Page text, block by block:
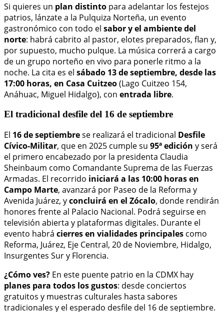
Si quieres un plan distinto para adelantar los festejos
patrios, lánzate a la Pulquiza Norteña, un evento
gastronómico con todo el sabor y el ambiente del
norte: habrá cabrito al pastor, elotes preparados, flan y,
por supuesto, mucho pulque. La música correrá a cargo
de un grupo norteño en vivo para ponerle ritmo a la
noche. La cita es el sábado 13 de septiembre, desde las
17:00 horas, en Casa Cuitzeo(Lago Cuitzeo 154,
Anáhuac, Miguel Hidalgo), con entrada libre.
El tradicional desfile del 16 de septiembre
El 16 de septiembrese realizará el tradicional Desfile
Cívico-Militar, que en 2025 cumple su 95ª edición y será
el primero encabezado por la presidenta Claudia
Sheinbaum como Comandante Suprema de las Fuerzas
Armadas. El recorrido iniciará a las 10:00 horas en
Campo Marte, avanzará por Paseo de la Reforma y
Avenida Juárez, yconcluirá en el Zócalo, donde rendirán
honores frente al Palacio Nacional. Podrá seguirse en
televisión abierta y plataformas digitales. Durante el
evento habrá cierres en vialidades principales como
Reforma, Juárez, Eje Central, 20 de Noviembre, Hidalgo,
Insurgentes Sur y Florencia.
¿Cómo ves? En este puente patrio en la CDMX hay
planes para todos los gustos: desde conciertos
gratuitos y muestras culturales hasta sabores
tradicionales y el esperado desfile del 16 de septiembre.